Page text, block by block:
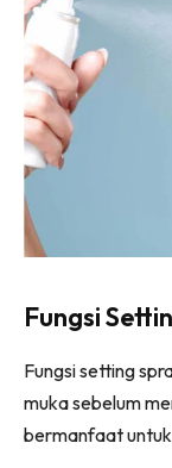
Fungsi
Fungsi setting
muka sebelum
bermanfaat